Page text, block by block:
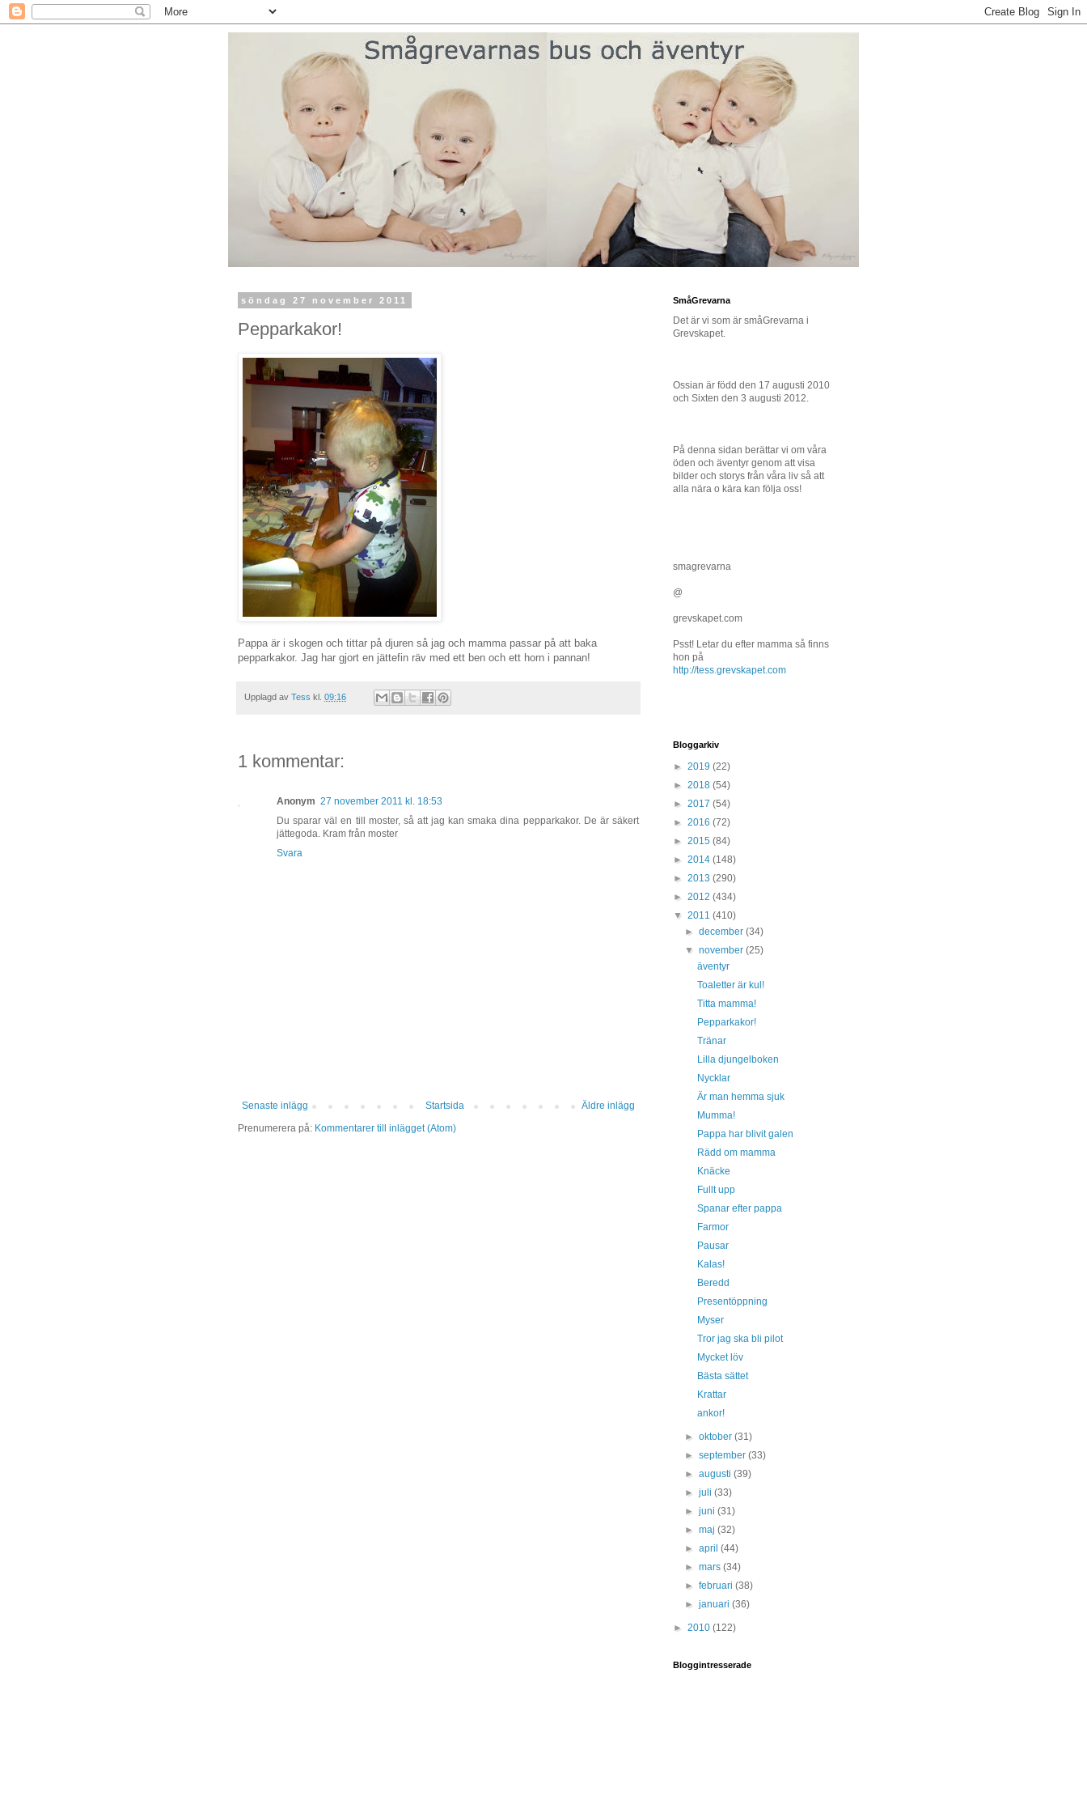
söndag 27 november 2011
Pepparkakor!
Pappa är i skogen och tittar på djuren så jag och mamma passar på att baka
pepparkakor. Jag har gjort en jättefin räv med ett ben och ett horn i pannan!
Upplagd av Tess kl. 09:16
1 kommentar:
Anonym 27 november 2011 kl. 18:53
Du sparar väl en till moster, så att jag kan smaka dina pepparkakor. De är säkert
jättegoda. Kram från moster
Svara
Senaste inlägg Äldre inlägg
Startsida
Prenumerera på: Kommentarer till inlägget (Atom)
SmåGrevarna
Det är vi som är småGrevarna i
Grevskapet.
Ossian är född den 17 augusti 2010
och Sixten den 3 augusti 2012.
På denna sidan berättar vi om våra
öden och äventyr genom att visa
bilder och storys från våra liv så att
alla nära o kära kan följa oss!
smagrevarna
@
grevskapet.com
Psst! Letar du efter mamma så finns
hon på
http://tess.grevskapet.com
Bloggarkiv
► 2019 (22)
► 2018 (54)
► 2017 (54)
► 2016 (72)
► 2015 (84)
► 2014 (148)
► 2013 (290)
► 2012 (434)
▼ 2011 (410)
►december(34)
▼november(25)
äventyr
Toaletter är kul!
Titta mamma!
Pepparkakor!
Tränar
Lilla djungelboken
Nycklar
Är man hemma sjuk
Mumma!
Pappa har blivit galen
Rädd om mamma
Knäcke
Fullt upp
Spanar efter pappa
Farmor
Pausar
Kalas!
Beredd
Presentöppning
Myser
Tror jag ska bli pilot
Mycket löv
Bästa sättet
Krattar
ankor!
►oktober(31)
►september(33)
►augusti(39)
►juli(33)
►juni(31)
►maj(32)
►april(44)
►mars(34)
►februari(38)
►januari(36)
► 2010 (122)
Bloggintresserade